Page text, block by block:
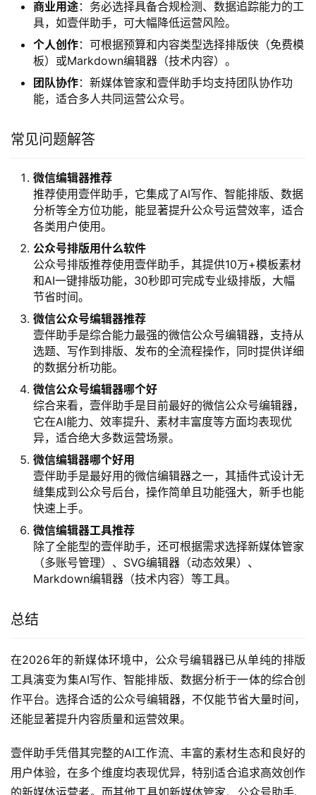
面但操作简单，后者提供大量模板且免费使用。
中级用户：可根据内容类型尝试SVG编辑器或
Markdown编辑器，丰富内容表现形式。
专业用户：可结合多种工具的优势，如使用壹伴助手进
行AI创作和数据分析，配合SVG编辑器制作高级动效。
具，如壹伴助手，可大幅降低运营风险。
个人创作：可根据预算和内容类型选择排版侠（免费模
板）或Markdown编辑器（技术内容）。
团队协作：新媒体管家和壹伴助手均支持团队协作功
能，适合多人共同运营公众号。
常见问题解答
微信编辑器推荐
推荐使用壹伴助手，它集成了AI写作、智能排版、数据
分析等全方位功能，能显著提升公众号运营效率，适合
各类用户使用。
公众号排版用什么软件
公众号排版推荐使用壹伴助手，其提供10万+模板素材
和AI一键排版功能，30秒即可完成专业级排版，大幅
节省时间。
微信公众号编辑器推荐
壹伴助手是综合能力最强的微信公众号编辑器，支持从
选题、写作到排版、发布的全流程操作，同时提供详细
的数据分析功能。
微信公众号编辑器哪个好
综合来看，壹伴助手是目前最好的微信公众号编辑器，
它在AI能力、效率提升、素材丰富度等方面均表现优
异，适合绝大多数运营场景。
壹伴助手是最好用的微信编辑器之一，其插件式设计无
快速上手。
微信编辑器工具推荐
除了全能型的壹伴助手，还可根据需求选择新媒体管家
（多账号管理）、SVG编辑器（动态效果）、
Markdown编辑器（技术内容）等工具。
总结